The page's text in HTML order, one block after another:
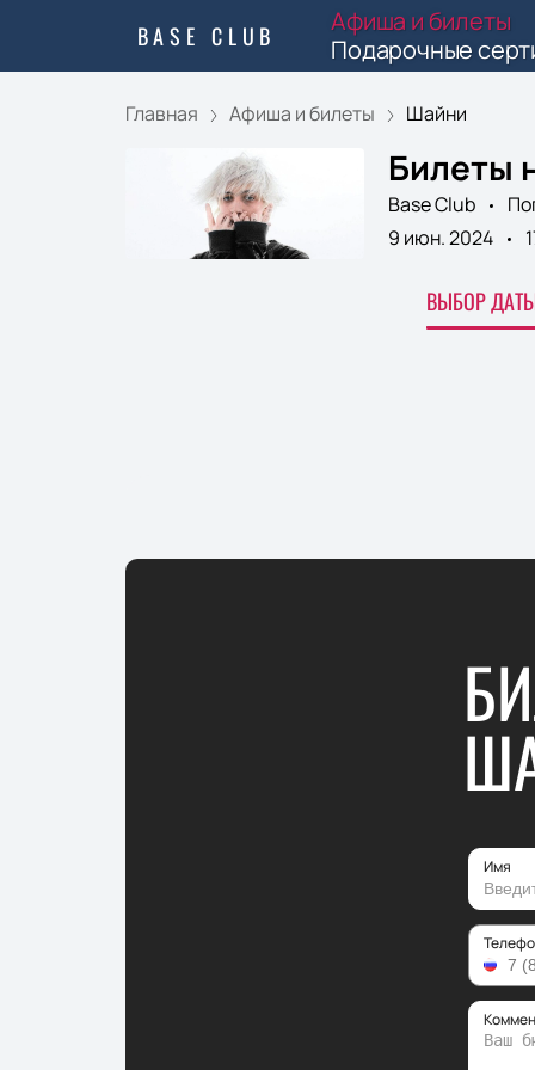
BASE CLUB
Афиша и билеты
Подарочные
Главная Афиша и билеты Шайни
Билеты
Base Club
9 июн. 2024
ВЫБОР
Имя